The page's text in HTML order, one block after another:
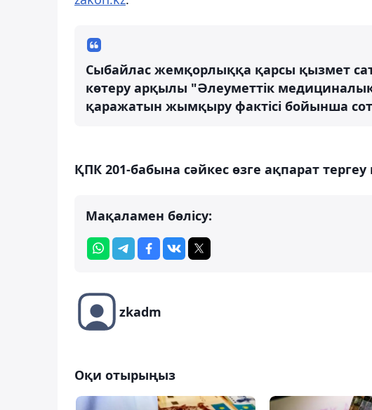
Сыбайлас жемқорлыққа қарсы қызмет
көтеру арқылы "Әлеуметтік
қаражатын жымқыру фактісі бойынша
ҚПК 201-бабына сәйкес өзге ақпарат
Мақаламен бөлісу:
zkadm
Оқи отырыңыз